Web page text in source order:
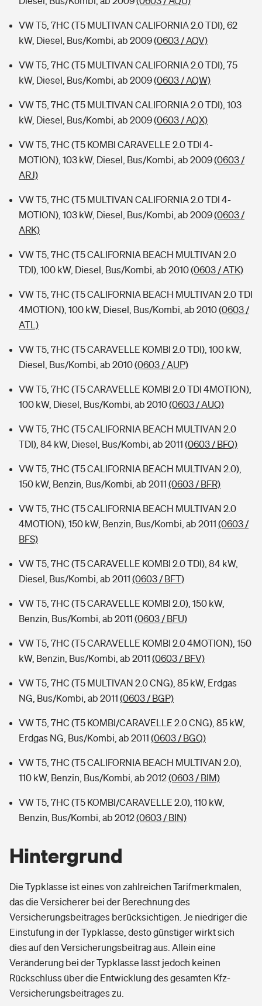
VW T5, 7HC (T5 MULTIVAN CALIFORNIA 2.0 TDI), 62
kW, Diesel, Bus/Kombi, ab 2009(0603 / AQV)
VW T5, 7HC (T5 MULTIVAN CALIFORNIA 2.0 TDI), 75
kW, Diesel, Bus/Kombi, ab 2009(0603 / AQW)
VW T5, 7HC (T5 MULTIVAN CALIFORNIA 2.0 TDI), 103
kW, Diesel, Bus/Kombi, ab 2009(0603 / AQX)
VW T5, 7HC (T5 KOMBI CARAVELLE 2.0 TDI 4-
MOTION), 103 kW, Diesel, Bus/Kombi, ab 2009(0603 /
ARJ)
VW T5, 7HC (T5 MULTIVAN CALIFORNIA 2.0 TDI 4-
MOTION), 103 kW, Diesel, Bus/Kombi, ab 2009(0603 /
ARK)
VW T5, 7HC (T5 CALIFORNIA BEACH MULTIVAN 2.0
TDI), 100 kW, Diesel, Bus/Kombi, ab 2010(0603 / ATK)
VW T5, 7HC (T5 CALIFORNIA BEACH MULTIVAN 2.0 TDI
4MOTION), 100 kW, Diesel, Bus/Kombi, ab 2010(0603 /
ATL)
VW T5, 7HC (T5 CARAVELLE KOMBI 2.0 TDI), 100 kW,
Diesel, Bus/Kombi, ab 2010(0603 / AUP)
VW T5, 7HC (T5 CARAVELLE KOMBI 2.0 TDI 4MOTION),
100 kW, Diesel, Bus/Kombi, ab 2010(0603 / AUQ)
VW T5, 7HC (T5 CALIFORNIA BEACH MULTIVAN 2.0
TDI), 84 kW, Diesel, Bus/Kombi, ab 2011 (0603 / BFQ)
VW T5, 7HC (T5 CALIFORNIA BEACH MULTIVAN 2.0),
150 kW, Benzin, Bus/Kombi, ab 2011 (0603 / BFR)
VW T5, 7HC (T5 CALIFORNIA BEACH MULTIVAN 2.0
4MOTION), 150 kW, Benzin, Bus/Kombi, ab 2011 (0603 /
BFS)
VW T5, 7HC (T5 CARAVELLE KOMBI 2.0 TDI), 84 kW,
Diesel, Bus/Kombi, ab 2011 (0603 / BFT)
VW T5, 7HC (T5 CARAVELLE KOMBI 2.0), 150 kW,
Benzin, Bus/Kombi, ab 2011 (0603 / BFU)
VW T5, 7HC (T5 CARAVELLE KOMBI 2.0 4MOTION), 150
kW, Benzin, Bus/Kombi, ab 2011 (0603 / BFV)
VW T5, 7HC (T5 MULTIVAN 2.0 CNG), 85 kW, Erdgas
NG, Bus/Kombi, ab 2011 (0603 / BGP)
VW T5, 7HC (T5 KOMBI/CARAVELLE 2.0 CNG), 85 kW,
Erdgas NG, Bus/Kombi, ab 2011 (0603 / BGQ)
VW T5, 7HC (T5 CALIFORNIA BEACH MULTIVAN 2.0),
110 kW, Benzin, Bus/Kombi, ab 2012(0603 / BIM)
VW T5, 7HC (T5 KOMBI/CARAVELLE 2.0), 110 kW,
Benzin, Bus/Kombi, ab 2012(0603 / BIN)
Hintergrund
Die Typklasse ist eines von zahlreichen Tarifmerkmalen,
das die Versicherer bei der Berechnung des
Versicherungsbeitrages berücksichtigen. Je niedriger die
Einstufung in der Typklasse, desto günstiger wirkt sich
dies auf den Versicherungsbeitrag aus. Allein eine
Veränderung bei der Typklasse lässt jedoch keinen
Rückschluss über die Entwicklung des gesamten Kfz-
Versicherungsbeitrages zu.